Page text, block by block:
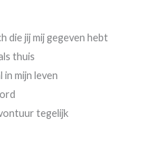
die jij mij gegeven hebt
thuis
mijn leven
tegelijk